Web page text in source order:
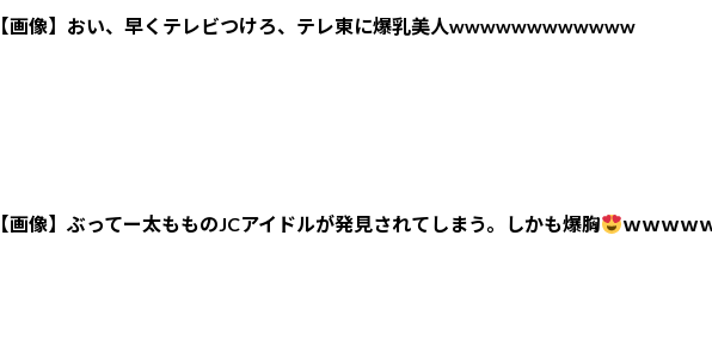
【画像】おい、早くテレビつけろ、テレ東に爆乳美人wwwwwwwwwwww
【画像】ぶってー太もものJCアイドルが発見されてしまう。しかも爆胸 ｗｗｗｗ